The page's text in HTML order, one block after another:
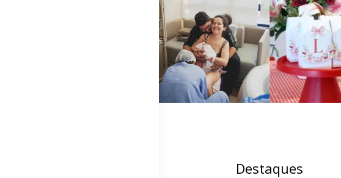
Destaques